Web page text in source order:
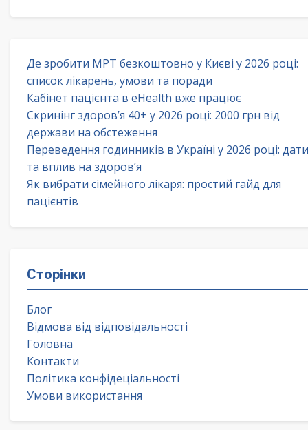
Де зробити МРТ безкоштовно у Києві у 2026 році:
список лікарень, умови та поради
Кабінет пацієнта в eHealth вже працює
Скринінг здоров’я 40+ у 2026 році: 2000 грн від
держави на обстеження
Переведення годинників в Україні у 2026 році: дати
та вплив на здоров’я
Як вибрати сімейного лікаря: простий гайд для
пацієнтів
Сторінки
Блог
Відмова від відповідальності
Головна
Контакти
Політика конфідеціальності
Умови використання